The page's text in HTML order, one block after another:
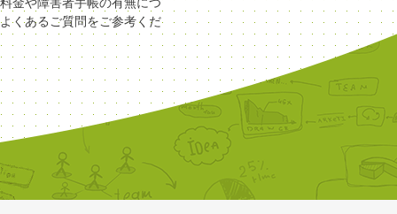
くあるご質問をご参考くだ